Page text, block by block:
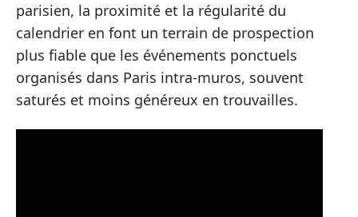
parisien, la proximité et la régularité du
calendrier en font un terrain de prospection
plus fiable que les événements ponctuels
organisés dans Paris intra-muros, souvent
saturés et moins généreux en trouvailles.